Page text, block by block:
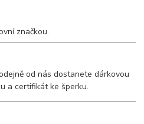
značkou.
od nás dostanete dárkovou
a certifikát ke šperku.